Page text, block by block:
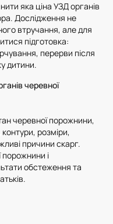
яка ціна УЗД органів
Дослідження не
втручання, але для
підготовка:
перерви після
дитини.
черевної
черевної порожнини,
розміри,
причини скарг.
порожнини і
обстеження та